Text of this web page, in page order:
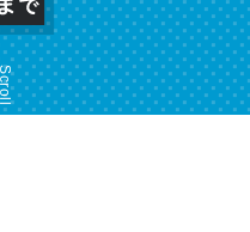
なんだろうなと凄く思
もお勧め。自分はこの流